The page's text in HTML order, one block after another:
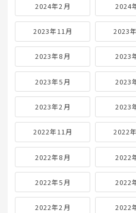
2024年2月 2024
2023年11月 2023
2023年8月 2023
2023年5月 2023
2023年2月 2023
2022年11月 2022
2022年8月 2022
2022年5月 2022
2022年2月 2022